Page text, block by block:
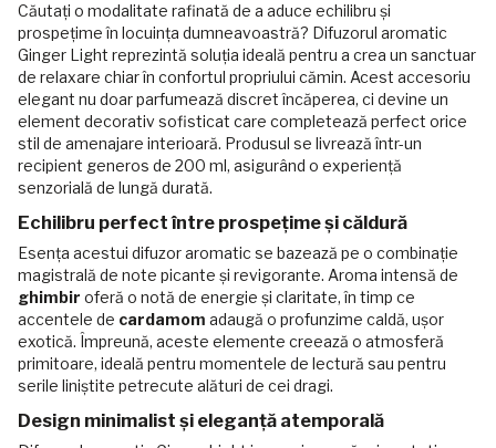
Căutați o modalitate rafinată de a aduce echilibru și
prospețime în locuința dumneavoastră? Difuzorul aromatic
Ginger Light reprezintă soluția ideală pentru a crea un sanctuar
de relaxare chiar în confortul propriului cămin. Acest accesoriu
elegant nu doar parfumează discret încăperea, ci devine un
element decorativ sofisticat care completează perfect orice
stil de amenajare interioară. Produsul se livrează într-un
recipient generos de 200 ml, asigurând o experiență
senzorială de lungă durată.
Echilibru perfect între prospețime și căldură
Esența acestui difuzor aromatic se bazează pe o combinație
magistrală de note picante și revigorante. Aroma intensă de
ghimbir oferă o notă de energie și claritate, în timp ce
accentele de cardamom adaugă o profunzime caldă, ușor
exotică. Împreună, aceste elemente creează o atmosferă
primitoare, ideală pentru momentele de lectură sau pentru
serile liniștite petrecute alături de cei dragi.
Design minimalist și eleganță atemporală